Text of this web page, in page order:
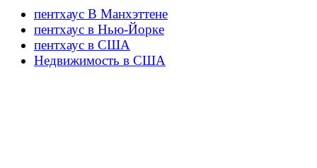
пентхаус В Манхэттене
пентхаус в Нью-Йорке
пентхаус в США
Недвижимость в США